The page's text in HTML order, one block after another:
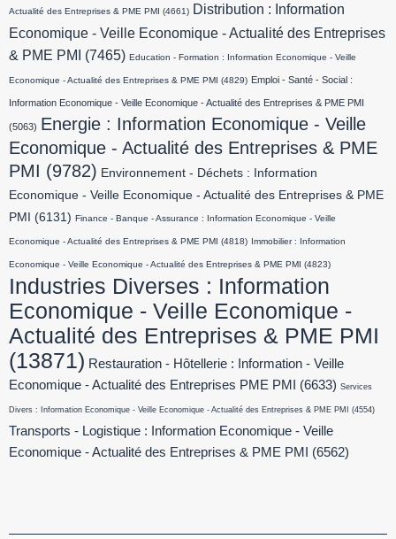
Actualité des Entreprises & PME PMI (4661) Distribution : Information
Economique - Veille Economique - Actualité des Entreprises
& PME PMI
(7465) Education - Formation : Information Economique - Veille
Economique - Actualité des Entreprises & PME PMI (4829) Emploi - Santé - Social :
Information Economique - Veille Economique - Actualité des Entreprises & PME PMI
(5063) Energie : Information Economique - Veille
Economique - Actualité des Entreprises & PME
PMI (9782) Environnement - Déchets : Information
Economique - Veille Economique - Actualité des Entreprises & PME
PMI
(6131) Finance - Banque - Assurance : Information Economique - Veille
Economique - Actualité des Entreprises & PME PMI (4818) Immobilier : Information
Economique - Veille Economique - Actualité des Entreprises & PME PMI (4823)
Industries Diverses : Information
Economique - Veille Economique -
Actualité des Entreprises & PME PMI
(13871) Restauration - Hôtellerie : Information - Veille
Economique - Actualité des Entreprises PME PMI
(6633) Services
Divers : Information Economique - Veille Economique - Actualité des Entreprises & PME PMI (4554)
Transports - Logistique : Information Economique - Veille
Economique - Actualité des Entreprises & PME PMI
(6562)